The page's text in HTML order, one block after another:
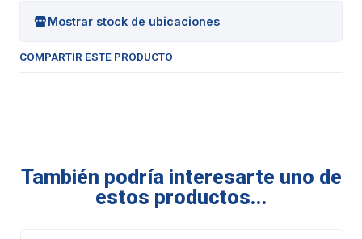
Mostrar stock de ubicaciones
COMPARTIR ESTE PRODUCTO
También podría interesarte uno de
estos productos...